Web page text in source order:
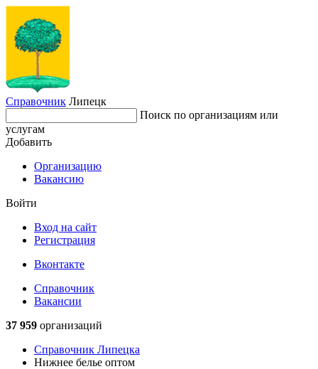
Справочник Липецк
Поиск по организациям или
услугам
Добавить
Организацию
Вакансию
Войти
Вход на сайт
Регистрация
Вконтакте
Справочник
Вакансии
37 959 организаций
Справочник Липецка
Нижнее белье оптом